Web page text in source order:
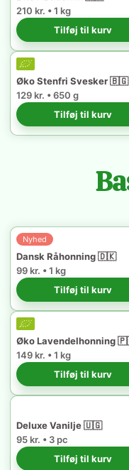
210 kr. • 1 kg
Tilføj til kurv
Øko Stenfri Svesker 🇧🇬
129 kr. • 650 g
Tilføj til kurv
Nyhed
Dansk Råhonning 🇩🇰
99 kr. • 1 kg
Tilføj til kurv
Øko Lavendelhonning
149 kr. • 1 kg
Tilføj til kurv
Deluxe Vanilje 🇺🇬
95 kr. • 3 pc
Tilføj til kurv